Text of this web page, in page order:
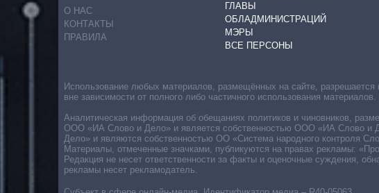
О НАС
КОНТАКТЫ
ПРАВИЛА
ГЛАВЫ
ОБЛАДМИНИСТРАЦИЙ
МЭРЫ
ВСЕ ПЕРСОНЫ
Использование любых материалов, размещённых на сайте,
вне зависимости от полного либо частичного использования материалов.
Аналитическая информация об обещаниях политиков и чиновников,
ООО «ИА Слово и Дело» и является собственностью ООО «ИА Слово и
Дело» и являются собственностью ОО «Система народного контроля
Материалы, отмеченные значками, публикуются на правах рекламы:
Редакция не несет ответственности за факты и оценочные суждения,
рекламы несет рекламодатель.